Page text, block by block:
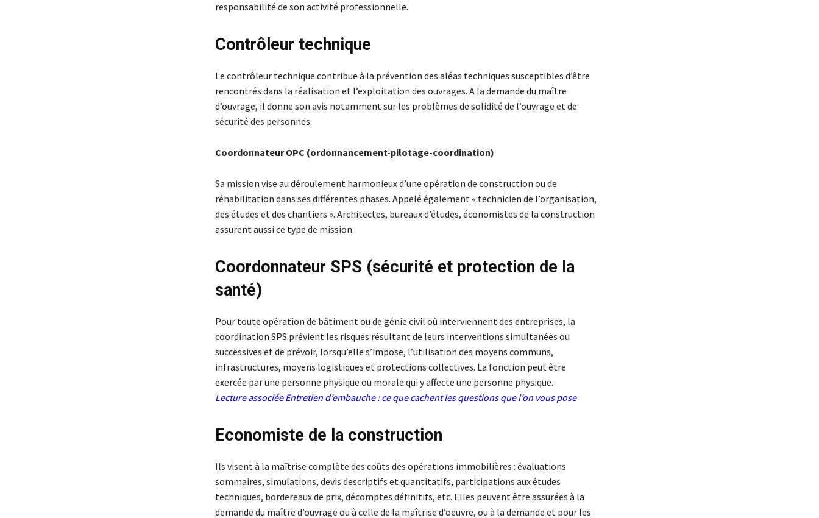
responsabilité de son activité professionnelle.
Contrôleur technique
Le contrôleur technique contribue à la prévention des aléas techniques susceptibles d’être
rencontrés dans la réalisation et l’exploitation des ouvrages. A la demande du maître
d’ouvrage, il donne son avis notamment sur les problèmes de solidité de l’ouvrage et de
sécurité des personnes.
Coordonnateur OPC (ordonnancement-pilotage-coordination)
Sa mission vise au déroulement harmonieux d’une opération de construction ou de
réhabilitation dans ses différentes phases. Appelé également « technicien de l’organisation,
des études et des chantiers ». Architectes, bureaux d’études, économistes de la construction
assurent aussi ce type de mission.
Coordonnateur SPS (sécurité et protection de la
santé)
Pour toute opération de bâtiment ou de génie civil où interviennent des entreprises, la
coordination SPS prévient les risques résultant de leurs interventions simultanées ou
successives et de prévoir, lorsqu’elle s’impose, l’utilisation des moyens communs,
infrastructures, moyens logistiques et protections collectives. La fonction peut être
exercée par une personne physique ou morale qui y affecte une personne physique.
Lecture associéeEntretien d’embauche : ce que cachent les questions que l’on vous pose
Economiste de la construction
Ils visent à la maîtrise complète des coûts des opérations immobilières : évaluations
sommaires, simulations, devis descriptifs et quantitatifs, participations aux études
techniques, bordereaux de prix, décomptes définitifs, etc. Elles peuvent être assurées à la
demande du maître d’ouvrage ou à celle de la maîtrise d’oeuvre, ou à la demande et pour les